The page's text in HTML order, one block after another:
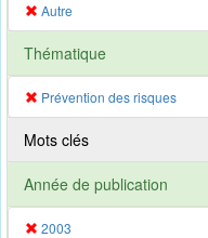
Autre
Thématique
Prévention des risques
Mots clés
Année de publication
2003